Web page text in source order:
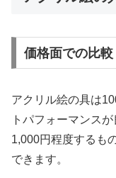
価格面での比較
アクリル絵の具は
トパフォーマンス
1,000円程度するも
できます。